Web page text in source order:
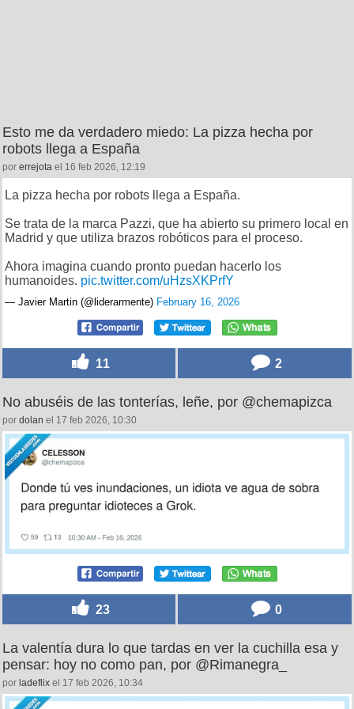
Esto me da verdadero miedo: La pizza hecha por
robots llega a España
por errejota el 16 feb 2026, 12:19
La pizza hecha por robots llega a España.
Se trata de la marca Pazzi, que ha abierto su primero local en
Madrid y que utiliza brazos robóticos para el proceso.
Ahora imagina cuando pronto puedan hacerlo los
humanoides. pic.twitter.com/uHzsXKPrfY
— Javier Martin (@liderarmente) February 16, 2026
11 2
No abuséis de las tonterías, leñe, por @chemapizca
por dolan el 17 feb 2026, 10:30
23 0
La valentía dura lo que tardas en ver la cuchilla esa y
pensar: hoy no como pan, por @Rimanegra_
por ladeflix el 17 feb 2026, 10:34